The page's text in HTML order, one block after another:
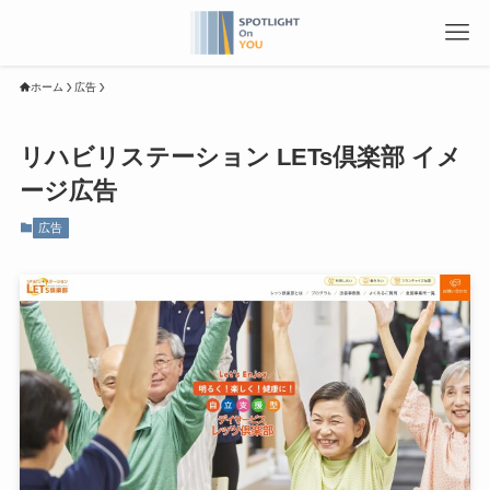
ホーム 広告
リハビリステーション LETs倶楽部 イメ
ージ広告
広告